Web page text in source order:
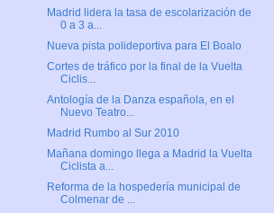
Madrid lidera la tasa de escolarización de
0 a 3 a...
Nueva pista polideportiva para El Boalo
Cortes de tráfico por la final de la Vuelta
Ciclis...
Antología de la Danza española, en el
Nuevo Teatro...
Madrid Rumbo al Sur 2010
Mañana domingo llega a Madrid la Vuelta
Ciclista a...
Reforma de la hospedería municipal de
Colmenar de ...